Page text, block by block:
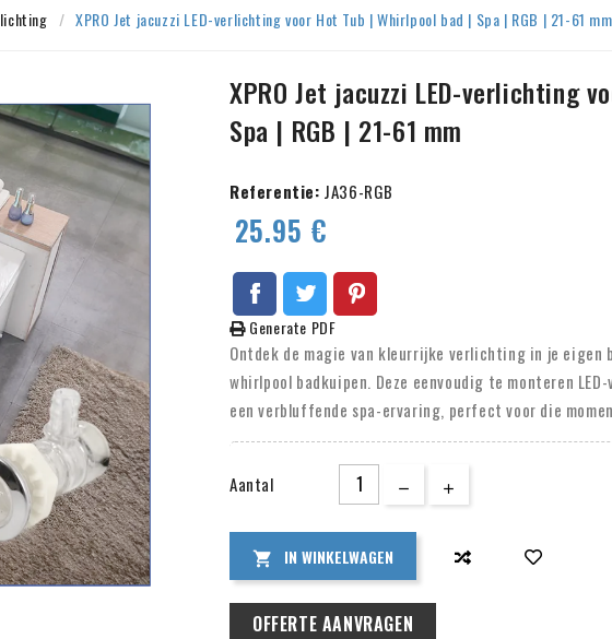
XPRO Jet jacuzzi LED-verlichting voor Hot Tub | Whirlpool bad | Spa | RGB | 21-61 mm
XPRO Jet jacuzzi LED-verlichting
Spa | RGB | 21-61 mm
Referentie: JA36-RGB
25.95 €
Generate PDF
Ontdek de magie van kleurrijke verlichting in je eigen
whirlpool badkuipen. Deze eenvoudig te monteren
een verbluffende spa-ervaring, perfect voor die
ontspannen. Met IP68 RGB LED-verlichting, geschikt
in je badkamer, douche, of zelfs je zwembad. Kies uit
meegeleverde afstandsbediening en creëer het
Aantal
 IN WINKELWAGEN
OFFERTE AANVRAGEN